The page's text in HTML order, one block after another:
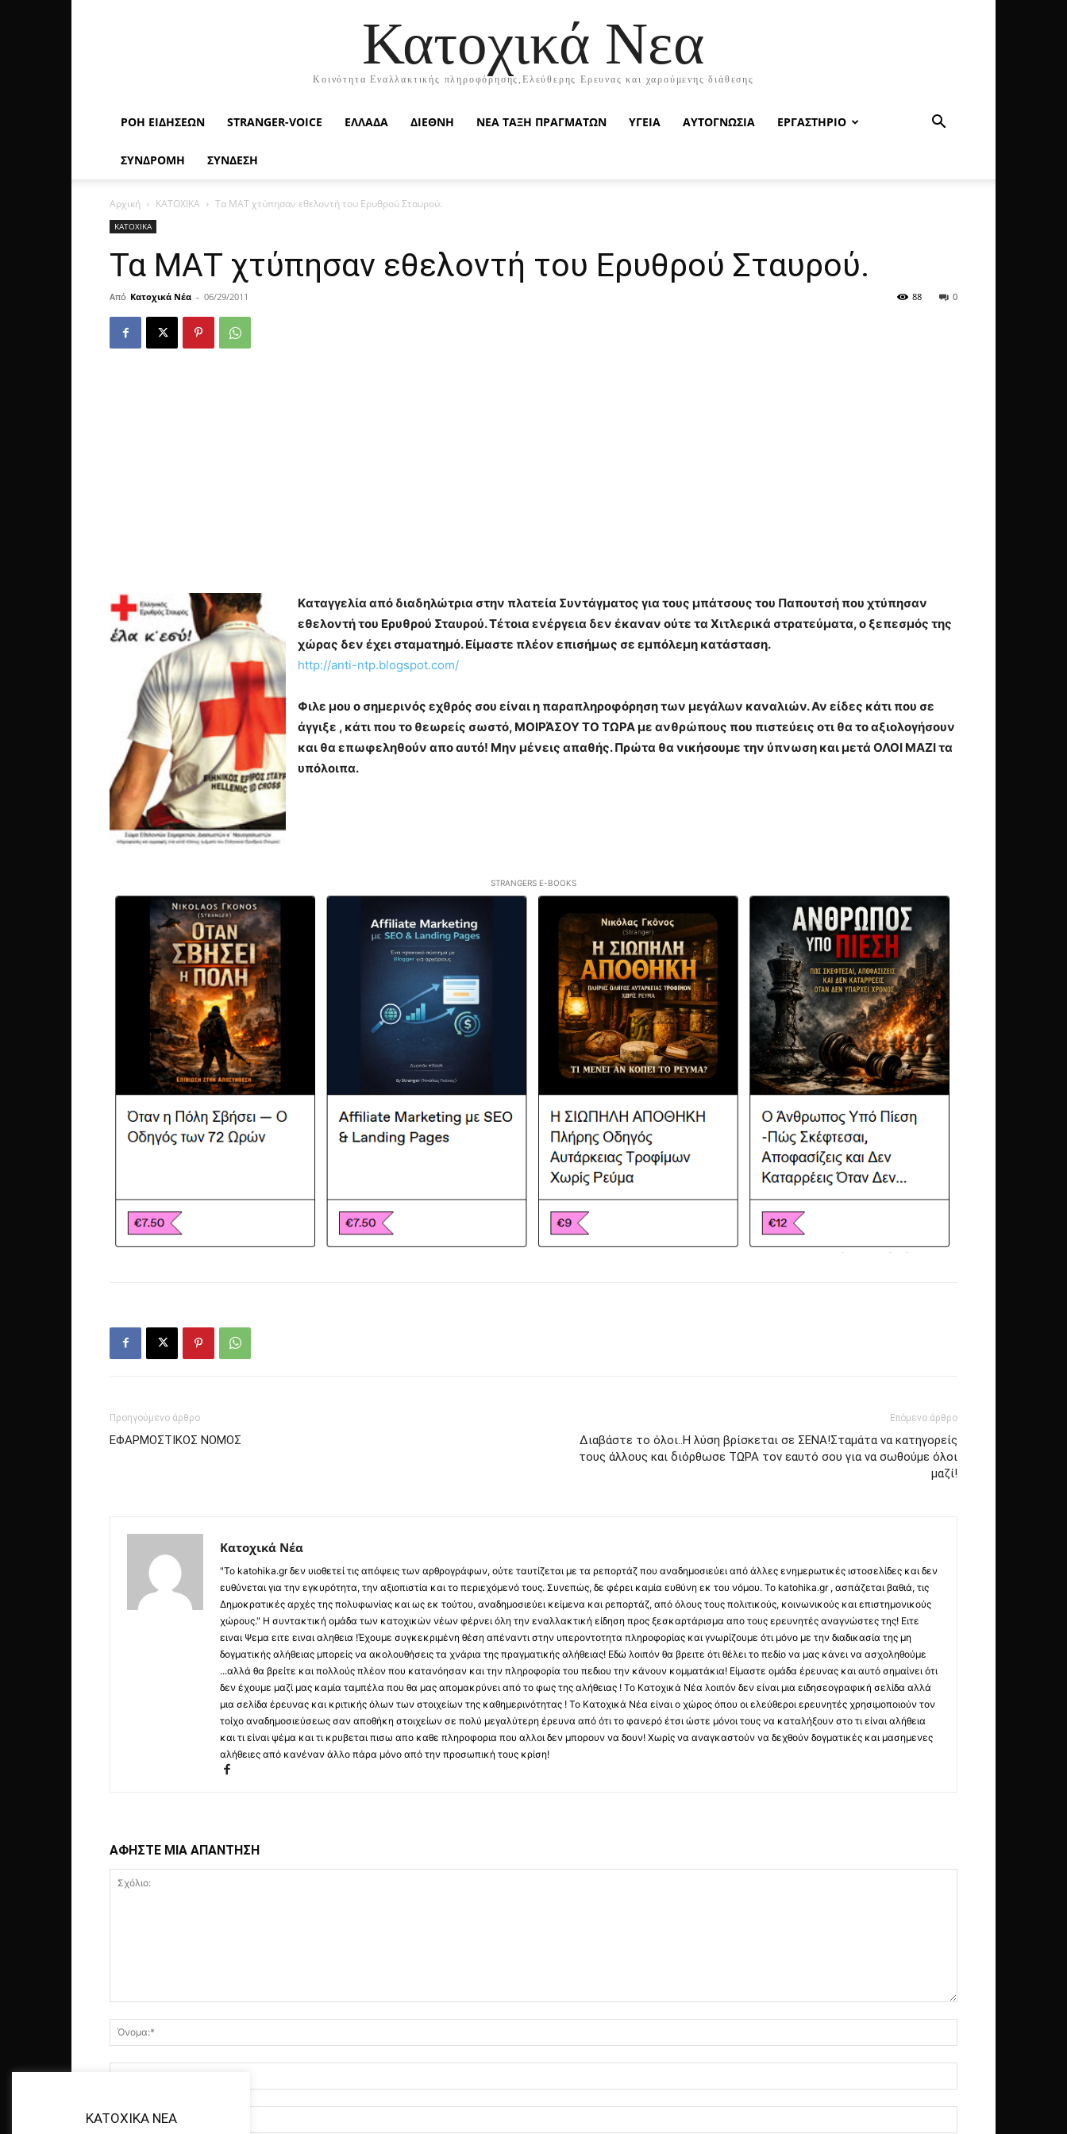
Κατοχικά Νεα
Κοινότητα Εναλλακτικής πληροφόρησης,Ελεύθερης Ερευνας και χαρούμενης διάθεσης
ΡΟΉ ΕΙΔΉΣΕΩΝ STRANGER-VOICE ΕΛΛΑΔΑ ΔΙΕΘΝΗ ΝΕΑ ΤΑΞΗ ΠΡΑΓΜΑΤΩΝ ΥΓΕΙΑ ΑΥΤΟΓΝΩΣΙΑ ΕΡΓΑΣΤΗΡΙΟ
ΣΥΝΔΡΟΜΗ ΣΥΝΔΕΣΗ
Αρχική ΚΑΤΟΧΙΚΑ Τα ΜΑΤ χτύπησαν εθελοντή του Ερυθρού Σταυρού.
ΚΑΤΟΧΙΚΑ
Τα ΜΑΤ χτύπησαν εθελοντή του Ερυθρού Σταυρού.
Από Κατοχικά Νέα - 06/29/2011 0
88
Kαταγγελία από διαδηλώτρια στην πλατεία Συντάγματος για τους μπάτσους του Παπουτσή που χτύπησαν
εθελοντή του Ερυθρού Σταυρού. Τέτοια ενέργεια δεν έκαναν ούτε τα Χιτλερικά στρατεύματα, ο ξεπεσμός της
χώρας δεν έχει σταματημό. Είμαστε πλέον επισήμως σε εμπόλεμη κατάσταση.
http://anti-ntp.blogspot.com/
Φιλε μου ο σημερινός εχθρός σου είναι η παραπληροφόρηση των μεγάλων καναλιών. Αν είδες κάτι που σε
άγγιξε , κάτι που το θεωρείς σωστό, ΜΟΙΡΆΣΟΥ ΤΟ ΤΩΡΑ με ανθρώπους που πιστεύεις οτι θα το αξιολογήσουν
και θα επωφεληθούν απο αυτό! Μην μένεις απαθής. Πρώτα θα νικήσουμε την ύπνωση και μετά ΟΛΟΙ ΜΑΖΙ τα
υπόλοιπα.
STRANGERS E-BOOKS
Προηγούμενο άρθρο
ΕΦΑΡΜOΣΤΙΚΟΣ ΝΟΜΟΣ
Επόμενο άρθρο
Διαβάστε το όλοι..Η λύση βρίσκεται σε ΣΕΝΑ!Σταμάτα να κατηγορείς
τους άλλους και διόρθωσε ΤΩΡΑ τον εαυτό σου για να σωθούμε όλοι
μαζί!
Κατοχικά Νέα
"Το katohika.gr δεν υιοθετεί τις απόψεις των αρθρογράφων, ούτε ταυτίζεται με τα ρεπορτάζ που αναδημοσιεύει από άλλες ενημερωτικές ιστοσελίδες και δεν
ευθύνεται για την εγκυρότητα, την αξιοπιστία και το περιεχόμενό τους. Συνεπώς, δε φέρει καμία ευθύνη εκ του νόμου. Το katohika.gr , ασπάζεται βαθιά, τις
Δημοκρατικές αρχές της πολυφωνίας και ως εκ τούτου, αναδημοσιεύει κείμενα και ρεπορτάζ, από όλους τους πολιτικούς, κοινωνικούς και επιστημονικούς
χώρους." Η συντακτική ομάδα των κατοχικών νέων φέρνει όλη την εναλλακτική είδηση προς ξεσκαρτάρισμα απο τους ερευνητές αναγνώστες της! Ειτε
ειναι Ψεμα ειτε ειναι αληθεια !Έχουμε συγκεκριμένη θέση απέναντι στην υπεροντοτητα πληροφορίας και γνωρίζουμε ότι μόνο με την διαδικασία της μη
δογματικής αλήθειας μπορείς να ακολουθήσεις τα χνάρια της πραγματικής αλήθειας! Εδώ λοιπόν θα βρειτε ότι θέλει το πεδίο να μας κάνει να ασχοληθούμε
...αλλά θα βρείτε και πολλούς πλέον που κατανόησαν και την πληροφορία του πεδιου την κάνουν κομματάκια! Είμαστε ομάδα έρευνας και αυτό σημαίνει ότι
δεν έχουμε μαζί μας καμία ταμπέλα που θα μας απομακρύνει από το φως της αλήθειας ! Το Κατοχικά Νέα λοιπόν δεν είναι μια ειδησεογραφική σελίδα αλλά
μια σελίδα έρευνας και κριτικής όλων των στοιχείων της καθημερινότητας ! Το Κατοχικά Νέα είναι ο χώρος όπου οι ελεύθεροι ερευνητές χρησιμοποιούν τον
τοίχο αναδημοσιεύσεως σαν αποθήκη στοιχείων σε πολύ μεγαλύτερη έρευνα από ότι το φανερό έτσι ώστε μόνοι τους να καταλήξουν στο τι είναι αλήθεια
και τι είναι ψέμα και τι κρυβεται πισω απο καθε πληροφορια που αλλοι δεν μπορουν να δουν! Χωρίς να αναγκαστούν να δεχθούν δογματικές και μασημενες
αλήθειες από κανέναν άλλο πάρα μόνο από την προσωπική τους κρίση!
ΑΦΗΣΤΕ ΜΙΑ ΑΠΑΝΤΗΣΗ
KATOXIKA NEA